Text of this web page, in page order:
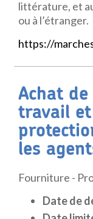
littérature, et
ou à l’étranger.
https://
Achat
travail et
les
Fourniture -
Date de